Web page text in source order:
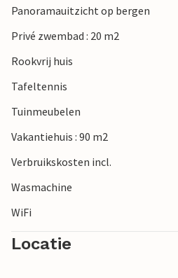
Panoramauitzicht op bergen
Privé zwembad : 20 m2
Rookvrij huis
Tafeltennis
Tuinmeubelen
Vakantiehuis : 90 m2
Verbruikskosten incl.
Wasmachine
WiFi
Locatie